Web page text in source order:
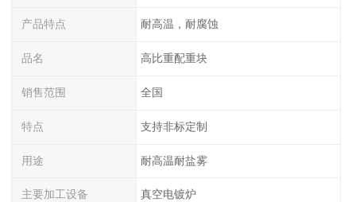
产品特点 耐高温，耐腐蚀
品名 高比重配重块
销售范围 全国
特点 支持非标定制
用途 耐高温耐盐雾
主要加工设备 真空电镀炉